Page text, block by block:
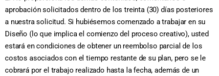
aprobación solicitados dentro de los treinta (30) días posteriores
a nuestra solicitud. Si hubiésemos comenzado a trabajar en su
Diseño (lo que implica el comienzo del proceso creativo), usted
estará en condiciones de obtener un reembolso parcial de los
costos asociados con el tiempo restante de su plan, pero se le
cobrará por el trabajo realizado hasta la fecha, además de un